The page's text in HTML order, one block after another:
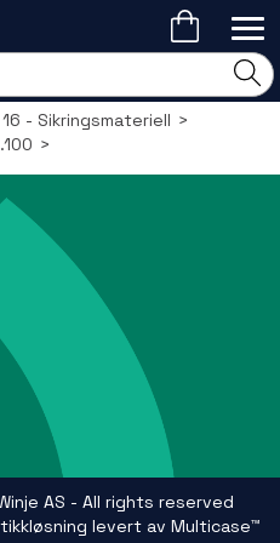
16 - Sikringsmateriell>
>
AS - All rights reserved
levert av Multicase™